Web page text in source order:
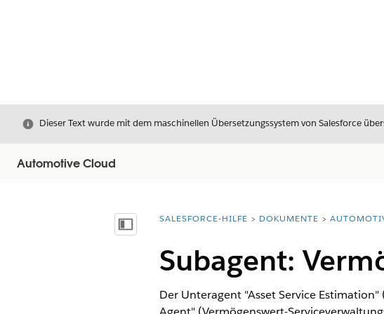
Schließen
Dieser Text wurde mit dem maschinellen Übersetzungssystem von Salesforce
Automotive Cloud
Inhalt anzeigenSie befinden sich hier:
SALESFORCE-HILFE DOKUMENTE
Subagent:
Der Unteragent "Asset Service